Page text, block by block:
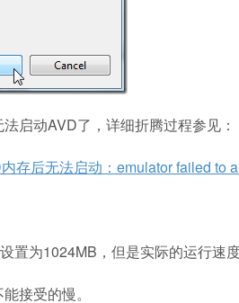
启动AVD了，详细折腾过程参见：
存后无法启动：emulator failed to
置为1024MB，但是实际的运行速度
接受的慢。